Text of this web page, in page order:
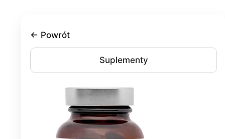
← Powrót
Suplementy